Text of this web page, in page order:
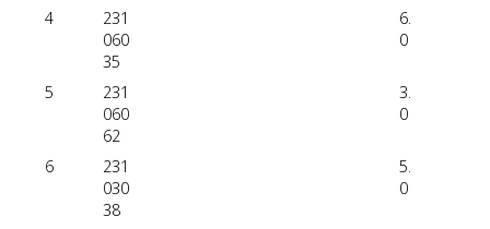
4
231
060
35
6.
0
5
231
060
62
3.
0
6
231
030
38
5.
0